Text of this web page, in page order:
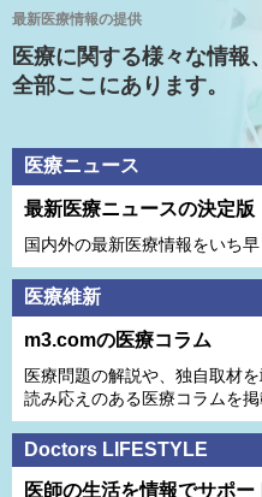
最新医療情報の提供
医療に関する様々な情報、
全部ここにあります。
医療ニュース
最新医療ニュースの決定版
国内外の最新医療情報をいち早
医療維新
m3.comの医療コラム
医療問題の解説や、独⾃取材
読み応えのある医療コラムを掲
Doctors LIFESTYLE
医師の生活を情報でサポー